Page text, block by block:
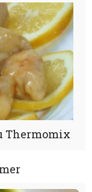
Thermomix